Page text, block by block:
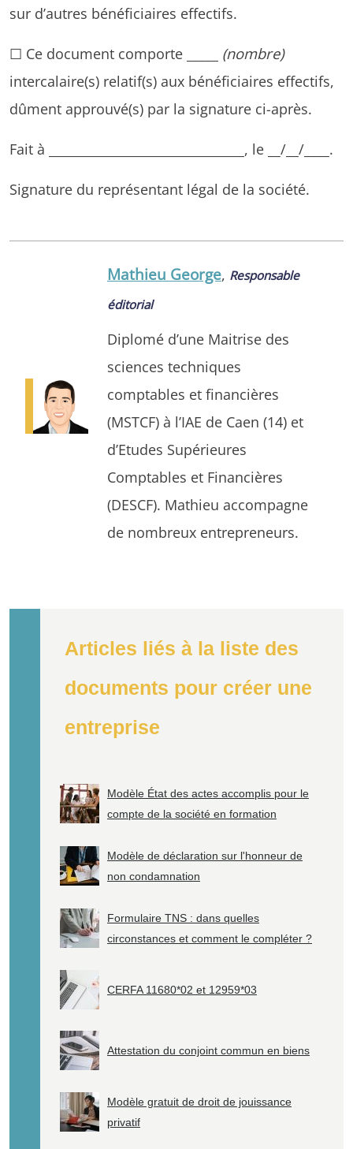
sur d’autres bénéficiaires effectifs.
☐ Ce document comporte _____ (nombre)
intercalaire(s) relatif(s) aux bénéficiaires effectifs,
dûment approuvé(s) par la signature ci-après.
Fait à _______________________________, le __/__/____.
Signature du représentant légal de la société.
Articles liés à la liste des
documents pour créer une
entreprise
Modèle État des actes accomplis pour le
compte de la société en formation
Modèle de déclaration sur l'honneur de
non condamnation
Formulaire TNS : dans quelles
circonstances et comment le compléter ?
CERFA 11680*02 et 12959*03
Attestation du conjoint commun en biens
Modèle gratuit de droit de jouissance
privatif
Mathieu George, Responsable
éditorial
Diplomé d’une Maitrise des
sciences techniques
comptables et financières
(MSTCF) à l’IAE de Caen (14) et
d’Etudes Supérieures
Comptables et Financières
(DESCF). Mathieu accompagne
de nombreux entrepreneurs.